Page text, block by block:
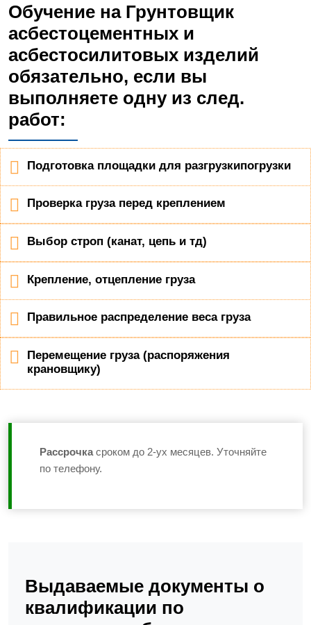
Обучение на Грунтовщик
асбестоцементных и
асбестосилитовых изделий
обязательно, если вы
выполняете одну из след.
работ:
Подготовка площадки для разгрузкипогрузки
Проверка груза перед креплением
Выбор строп (канат, цепь и тд)
Крепление, отцепление груза
Правильное распределение веса груза
Перемещение груза (распоряжения
крановщику)
Рассрочка сроком до 2-ух месяцев. Уточняйте
по телефону.
Выдаваемые документы о
квалификации по